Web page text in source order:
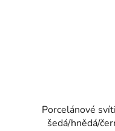
Porcelánové
šedá/hnědá/